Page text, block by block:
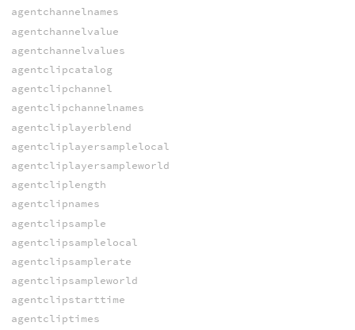
agentchannelnames
agentchannelvalue
agentchannelvalues
agentclipcatalog
agentclipchannel
agentclipchannelnames
agentcliplayerblend
agentcliplayersamplelocal
agentcliplayersampleworld
agentcliplength
agentclipnames
agentclipsample
agentclipsamplelocal
agentclipsamplerate
agentclipsampleworld
agentclipstarttime
agentcliptimes